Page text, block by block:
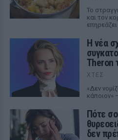
Το
και τον
Η νέα
Theron
ΧΤΕΣ
«Δεν
κάποιον»
Πότε
δεν